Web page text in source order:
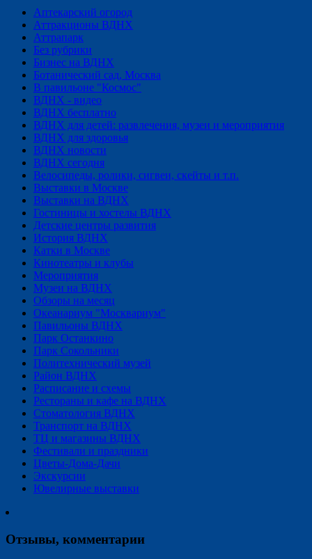
Аптекарский огород
Аттракционы ВДНХ
Аттрапарк
Без рубрики
Бизнес на ВДНХ
Ботанический сад, Москва
В павильоне "Космос"
ВДНХ - видео
ВДНХ бесплатно
ВДНХ для детей: развлечения, музеи и мероприятия
ВДНХ для здоровья
ВДНХ новости
ВДНХ сегодня
Велосипеды, ролики, сигвеи, скейты и т.п.
Выставки в Москве
Выставки на ВДНХ
Гостиницы и хостелы ВДНХ
Детские центры развития
История ВДНХ
Катки в Москве
Кинотеатры и клубы
Мероприятия
Музеи на ВДНХ
Обзоры на месяц
Океанариум "Москвариум"
Павильоны ВДНХ
Парк Останкино
Парк Сокольники
Политехнический музей
Район ВДНХ
Расписание и схемы
Рестораны и кафе на ВДНХ
Стоматология ВДНХ
Транспорт на ВДНХ
ТЦ и магазины ВДНХ
Фестивали и праздники
Цветы-Дома-Дачи
Экскурсии
Ювелирные выставки
Отзывы, комментарии